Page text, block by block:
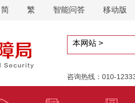
简 繁 智能问答 移动版
咨询热线：010-